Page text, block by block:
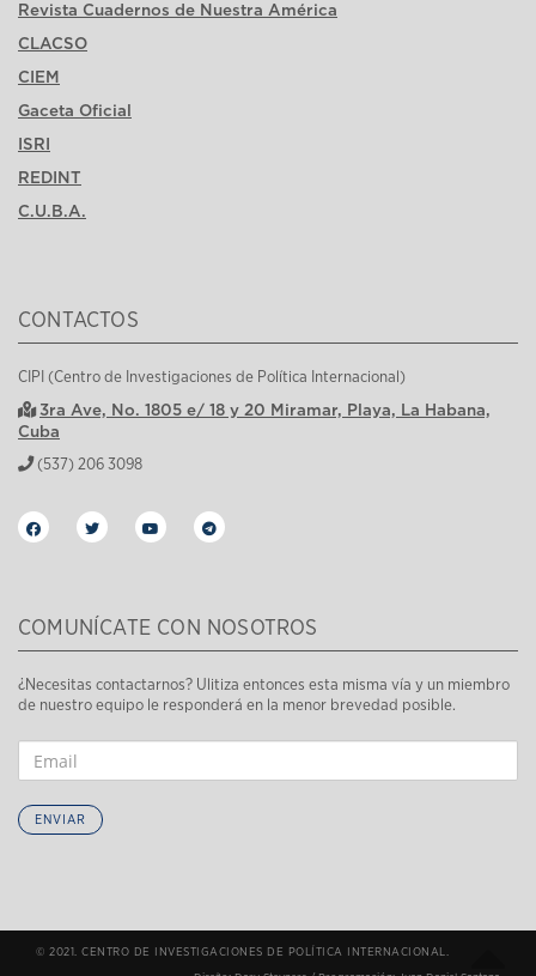
Revista Cuadernos de Nuestra América
CLACSO
CIEM
Gaceta Oficial
ISRI
REDINT
C.U.B.A.
CONTACTOS
CIPI (Centro de Investigaciones de Política Internacional)
3ra Ave, No. 1805 e/ 18 y 20 Miramar, Playa, La Habana,
Cuba
(537) 206 3098
COMUNÍCATE CON NOSOTROS
¿Necesitas contactarnos? Ulitiza entonces esta misma vía y un miembro
de nuestro equipo le responderá en la menor brevedad posible.
ENVIAR
© 2021. CENTRO DE INVESTIGACIONES DE POLÍTICA INTERNACIONAL.